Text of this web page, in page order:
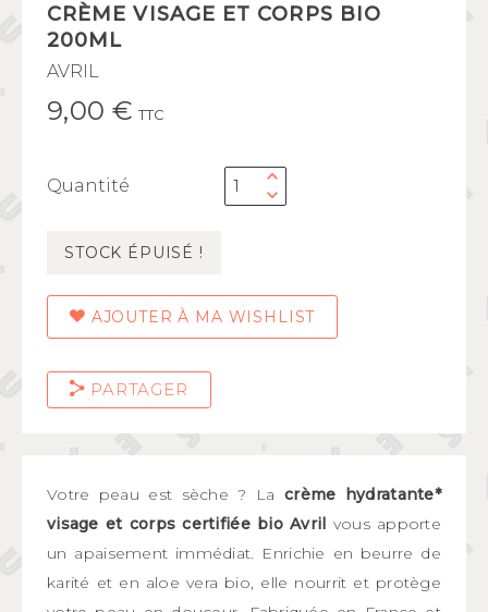
CRÈME VISAGE ET CORPS BIO
200ML
AVRIL
9,00 € TTC
Quantité
STOCK ÉPUISÉ !
AJOUTER À MA WISHLIST
PARTAGER
Votre peau est sèche ? Lacrème hydratante*
visage et corps certifiée bio Avril vous apporte
un apaisement immédiat. Enrichie en beurre de
karité et en aloe vera bio, elle nourrit et protège